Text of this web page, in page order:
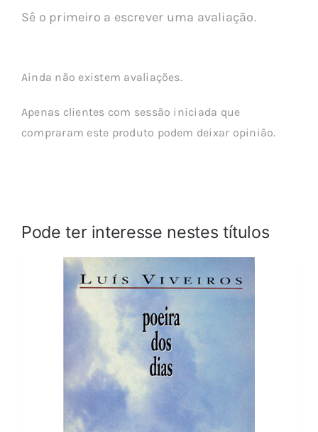
Sê o primeiro a escrever uma avaliação.
Ainda não existem avaliações.
Apenas clientes com sessão iniciada que
compraram este produto podem deixar opinião.
Pode ter interesse nestes títulos